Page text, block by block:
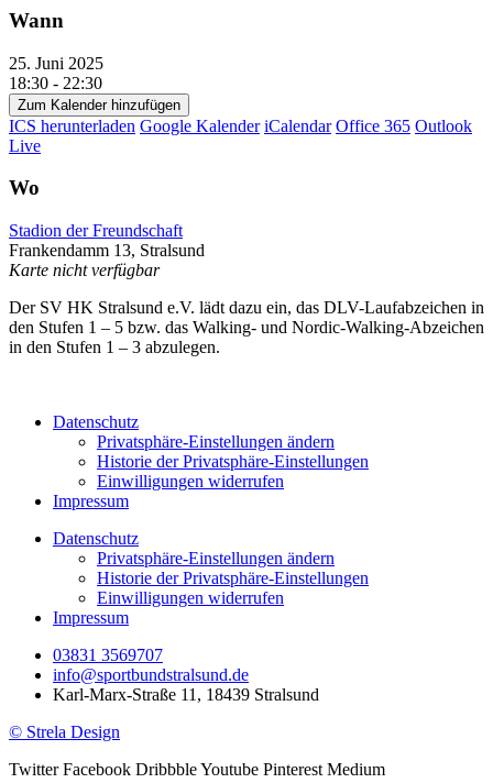
Wann
25. Juni 2025
18:30 - 22:30
Zum Kalender hinzufügen
ICS herunterladen Google Kalender iCalendar Office 365 Outlook
Live
Wo
Stadion der Freundschaft
Frankendamm 13, Stralsund
Karte nicht verfügbar
Der SV HK Stralsund e.V. lädt dazu ein, das DLV-Laufabzeichen in
den Stufen 1 – 5 bzw. das Walking- und Nordic-Walking-Abzeichen
in den Stufen 1 – 3 abzulegen.
Datenschutz
Privatsphäre-Einstellungen ändern
Historie der Privatsphäre-Einstellungen
Einwilligungen widerrufen
Impressum
Datenschutz
Privatsphäre-Einstellungen ändern
Historie der Privatsphäre-Einstellungen
Einwilligungen widerrufen
Impressum
03831 3569707
info@sportbundstralsund.de
Karl-Marx-Straße 11, 18439 Stralsund
© Strela Design
Twitter Facebook DribbbleYoutube Pinterest Medium